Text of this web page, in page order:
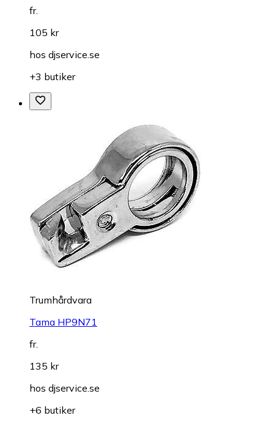
fr.
105 kr
hos djservice.se
+3 butiker
Trumhårdvara
Tama HP9N71
fr.
135 kr
hos djservice.se
+6 butiker